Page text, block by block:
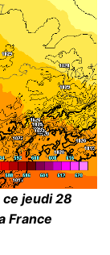
jeudi 28
France